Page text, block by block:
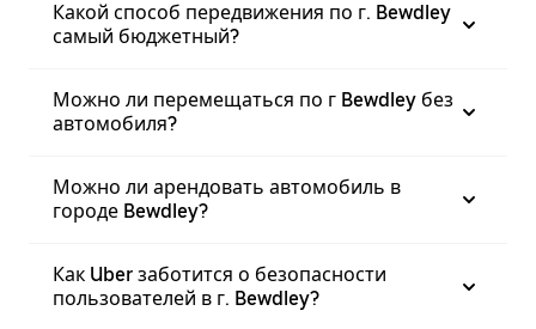
Какой способ передвижения по г. Bewdley
самый бюджетный?
Можно ли перемещаться по г Bewdley без
автомобиля?
Можно ли арендовать автомобиль в
городе Bewdley?
Как Uber заботится о безопасности
пользователей в г. Bewdley?